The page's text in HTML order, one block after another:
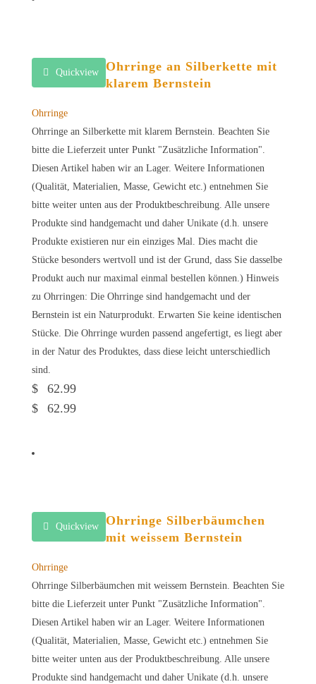
Quickview
Ohrringe an Silberkette mit
klarem Bernstein
Ohrringe
Ohrringe an Silberkette mit klarem Bernstein. Beachten Sie
bitte die Lieferzeit unter Punkt "Zusätzliche Information".
Diesen Artikel haben wir an Lager. Weitere Informationen
(Qualität, Materialien, Masse, Gewicht etc.) entnehmen Sie
bitte weiter unten aus der Produktbeschreibung. Alle unsere
Produkte sind handgemacht und daher Unikate (d.h. unsere
Produkte existieren nur ein einziges Mal. Dies macht die
Stücke besonders wertvoll und ist der Grund, dass Sie dasselbe
Produkt auch nur maximal einmal bestellen können.) Hinweis
zu Ohrringen: Die Ohrringe sind handgemacht und der
Bernstein ist ein Naturprodukt. Erwarten Sie keine identischen
Stücke. Die Ohrringe wurden passend angefertigt, es liegt aber
in der Natur des Produktes, dass diese leicht unterschiedlich
sind.
$
62.99
$
62.99
Quickview
Ohrringe Silberbäumchen
mit weissem Bernstein
Ohrringe
Ohrringe Silberbäumchen mit weissem Bernstein. Beachten Sie
bitte die Lieferzeit unter Punkt "Zusätzliche Information".
Diesen Artikel haben wir an Lager. Weitere Informationen
(Qualität, Materialien, Masse, Gewicht etc.) entnehmen Sie
bitte weiter unten aus der Produktbeschreibung. Alle unsere
Produkte sind handgemacht und daher Unikate (d.h. unsere